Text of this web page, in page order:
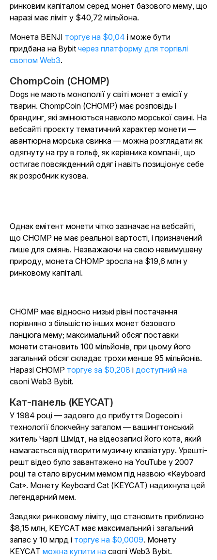
ринковим капіталом серед монет базового мему, що
наразі має ліміт у $40,72 мільйона.
Монета BENJI торгує на $0,04 і може бути
придбана на Bybit через платформу для торгівлі
свопом Web3.
ChompCoin (CHOMP)
Dogs не мають монополії у світі монет з емісії у
тварин. ChompCoin (CHOMP) має розповідь і
брендинг, які змінюються навколо морської свині. На
вебсайті проєкту тематичний характер монети —
авантюрна морська свинка — можна розглядати як
одягнуту на гру в гольф, як керівника компанії, що
остигає повсякденний одяг і навіть позиціонує себе
як розробник кузова.
Однак емітент монети чітко зазначає на вебсайті,
що CHOMP не має реальної вартості, і призначений
лише для сміянь. Незважаючи на свою невимушену
природу, монета CHOMP зросла на $19,6 млн у
ринковому капіталі.
CHOMP має відносно низькі рівні постачання
порівняно з більшістю інших монет базового
ланцюга мему; максимальний обсяг поставки
монети становить 100 мільйонів, при цьому його
загальний обсяг складає трохи менше 95 мільйонів.
Наразі CHOMP торгує за $0,208 і доступний на
свопі Web3 Bybit.
Кат-панель (KEYCAT)
У 1984 році — задовго до прибуття Dogecoin і
технології блокчейну загалом — вашингтонський
житель Чарлі Шмідт, на відеозаписі його кота, який
намагається відтворити музичну клавіатуру. Урешті-
решт відео було завантажено на YouTube у 2007
році та стало вірусним мемом під назвою «Keyboard
Cat». Монету Keyboard Cat (KEYCAT) надихнула цей
легендарний мем.
Завдяки ринковому ліміту, що становить приблизно
$8,15 млн, KEYCAT має максимальний і загальний
запас у 10 млрд і торгує на $0,0009. Монету
KEYCAT можна купити на свопі Web3 Bybit.